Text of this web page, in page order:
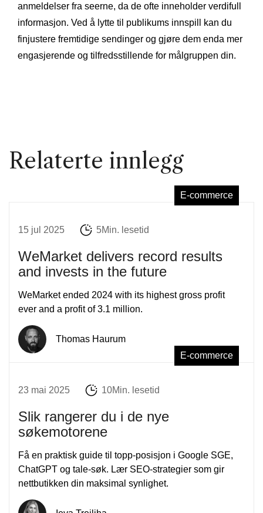
anmeldelser fra seerne, da de ofte inneholder verdifull
informasjon. Ved å lytte til publikums innspill kan du
finjustere fremtidige sendinger og gjøre dem enda mer
engasjerende og tilfredsstillende for målgruppen din.
Relaterte innlegg
E-commerce
15 jul 2025 5Min. lesetid
WeMarket delivers record results
and invests in the future
WeMarket ended 2024 with its highest gross profit
ever and a profit of 3.1 million.
Thomas Haurum
E-commerce
23 mai 2025 10Min. lesetid
Slik rangerer du i de nye
søkemotorene
Få en praktisk guide til topp-posisjon i Google SGE,
ChatGPT og tale-søk. Lær SEO-strategier som gir
nettbutikken din maksimal synlighet.